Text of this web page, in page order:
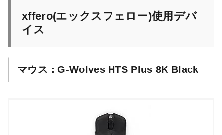
xffero(エックスフェロー)使用デバ
イス
マウス：G-Wolves HTS Plus 8K Black